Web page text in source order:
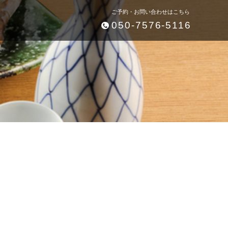
ご予約・お問い合わせはこちら
050-7576-5116